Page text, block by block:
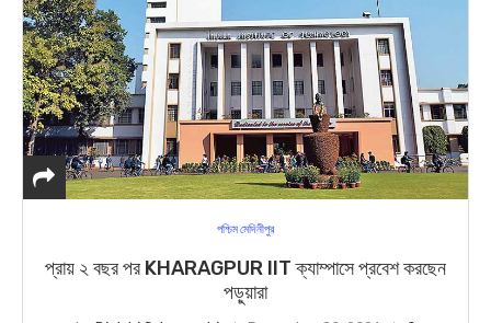
পশ্চিম মেদিনীপুর
প্রায় ২ বছর পর KHARAGPUR IIT ক্যাম্পাসে প্রবেশ করছেন
পড়ুয়ারা